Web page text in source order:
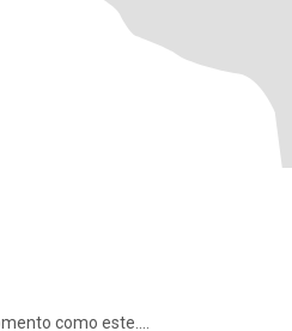
como este....